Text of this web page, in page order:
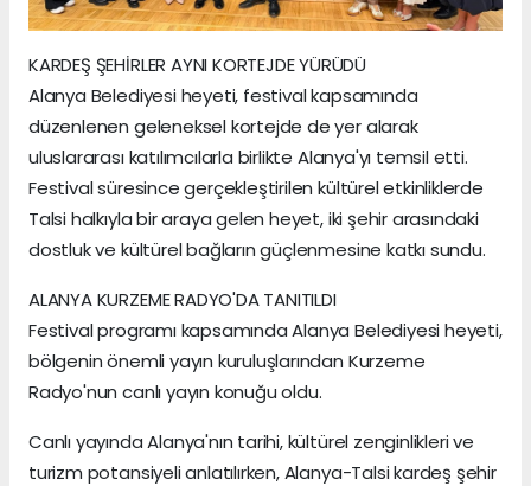
KARDEŞ ŞEHİRLER AYNI KORTEJDE YÜRÜDÜ
Alanya Belediyesi heyeti, festival kapsamında
düzenlenen geleneksel kortejde de yer alarak
uluslararası katılımcılarla birlikte Alanya'yı temsil etti.
Festival süresince gerçekleştirilen kültürel etkinliklerde
Talsi halkıyla bir araya gelen heyet, iki şehir arasındaki
dostluk ve kültürel bağların güçlenmesine katkı sundu.
ALANYA KURZEME RADYO'DA TANITILDI
Festival programı kapsamında Alanya Belediyesi heyeti,
bölgenin önemli yayın kuruluşlarından Kurzeme
Radyo'nun canlı yayın konuğu oldu.
Canlı yayında Alanya'nın tarihi, kültürel zenginlikleri ve
turizm potansiyeli anlatılırken, Alanya-Talsi kardeş şehir